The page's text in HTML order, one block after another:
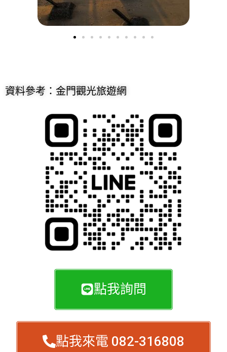
資料參考：金門觀光旅遊網
點我詢問
點我來電 082-316808